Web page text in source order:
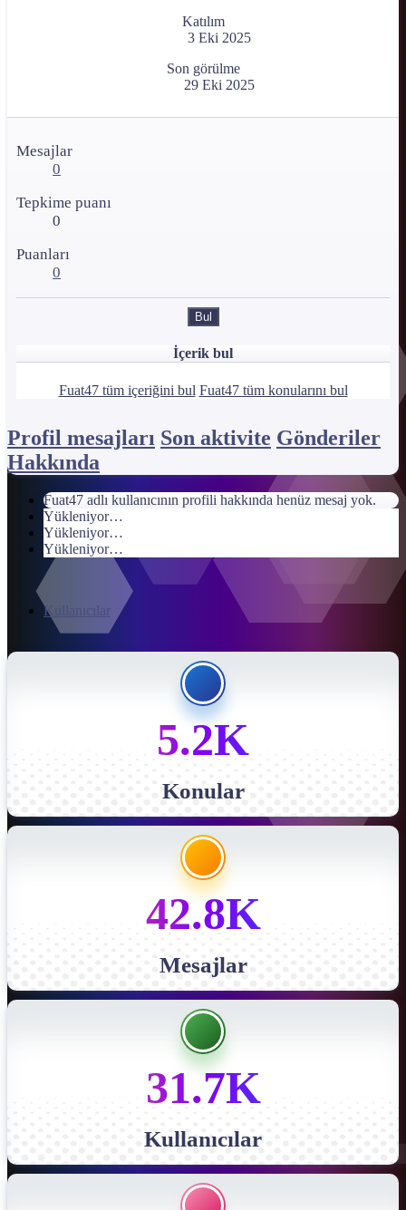
Katılım
3 Eki 2025
Son görülme
29 Eki 2025
Mesajlar
0
Tepkime puanı
0
Puanları
0
Bul
İçerik bul
Fuat47 tüm içeriğini bul Fuat47 tüm konularını bul
Profil mesajları Son aktivite Gönderiler
Hakkında
Fuat47 adlı kullanıcının profili hakkında henüz mesaj yok.
Yükleniyor…
Yükleniyor…
Yükleniyor…
Kullanıcılar
5.2K
Konular
42.8K
Mesajlar
31.7K
Kullanıcılar